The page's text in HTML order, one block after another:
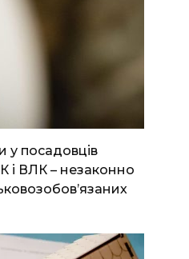
у посадовців
і ВЛК – незаконно